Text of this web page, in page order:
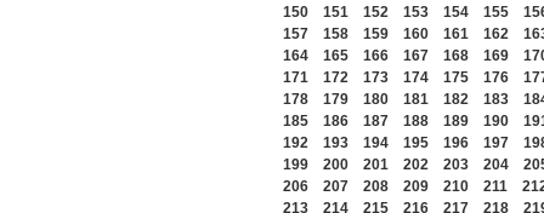
150
151 152 153 154 155
157
158 159 160 161 162
164
165 166 167 168 169
171
172 173 174 175 176
178
179 180 181 182 183
185
186 187 188 189 190
192
193 194 195 196 197
199
200 201 202 203 204
206
207 208 209 210 211
213
214 215 216 217 218